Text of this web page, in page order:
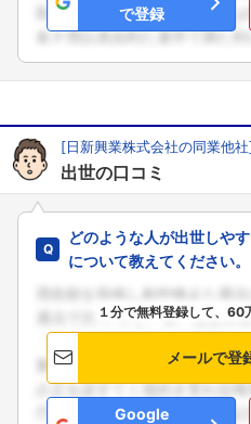
で登録
[日新興業株式会社の同業他
出世の口コミ
どのような人が出世しや
について教えてください。
１分で無料登録して、60
メールで登
Google